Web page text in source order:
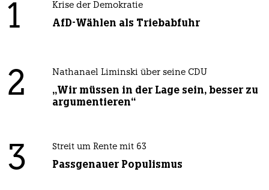
1 Krise der Demokratie
AfD-Wählen als Triebabfuhr
2 Nathanael Liminski über seine CDU
„Wir müssen in der Lage sein, besser zu
argumentieren“
3 Streit um Rente mit 63
Passgenauer Populismus